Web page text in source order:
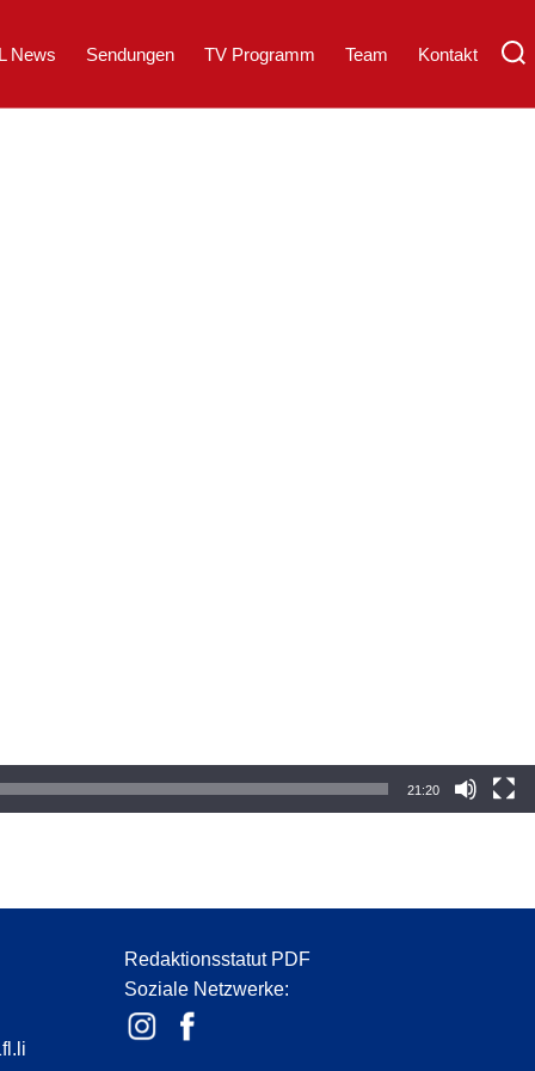
News Sendungen TV Programm Team Kontakt
21:20
Redaktionsstatut PDF
Soziale Netzwerke: